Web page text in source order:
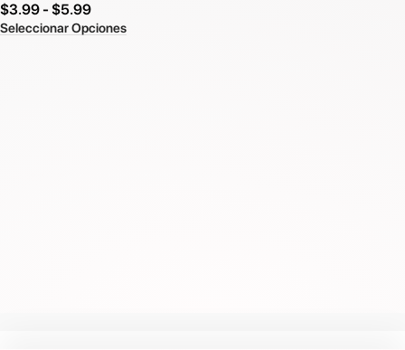
$3.99 - $5.99
Seleccionar Opciones